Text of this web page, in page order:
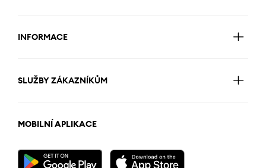
INFORMACE
SLUŽBY ZÁKAZNÍKŮM
MOBILNÍ APLIKACE